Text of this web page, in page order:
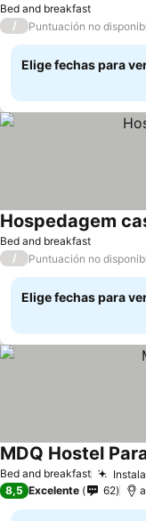
Bed and breakfast
/ Puntuación no
Elige fechas para
Bed and breakfast
Hospedagem
/ Puntuación no
Elige fechas para
Bed and breakfast
MDQ Hostel
8,5 Excelente 62